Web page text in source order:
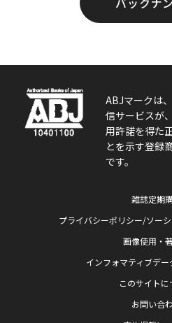
ABJマークは
信サービスが
用許諾を得た
とを示す登録
です。
雑誌定期
プライバシーポリシー/ソー
画像使用・
インフォマティブデ
このサイトに
お問い合